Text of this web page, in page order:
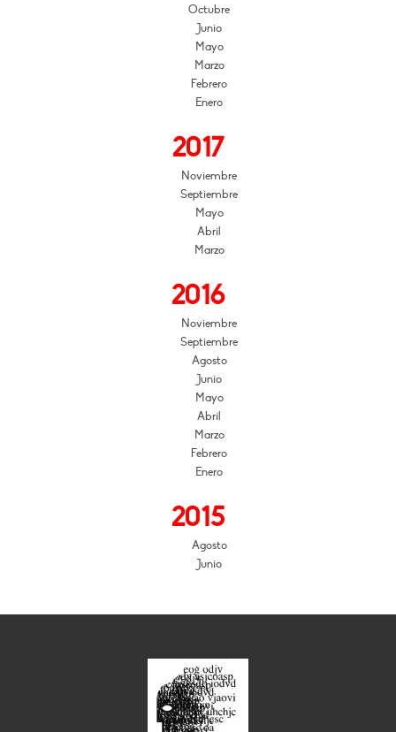
Octubre
Junio
Mayo
Marzo
Febrero
Enero
2017
Noviembre
Septiembre
Mayo
Abril
Marzo
2016
Noviembre
Septiembre
Agosto
Junio
Mayo
Abril
Marzo
Febrero
Enero
2015
Agosto
Junio